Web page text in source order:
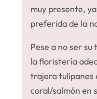
muy presente,
preferida de la
Pese a no ser
la floristería
trajera tulipanes
coral/salmón en